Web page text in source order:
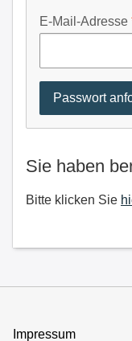
E-Mail-Adresse
Sie haben
Bitte klicken Sie
Impressum